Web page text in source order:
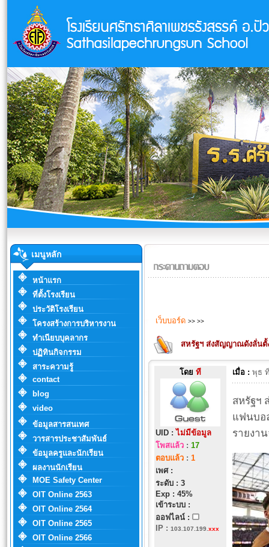
เมนูหลัก
หน้าแรก
ที่ตั้งโรงเรียน
ประวัติโรงเรียน
โครงสร้างการบริหารงาน
ทำเนียบบุคลากร
ปฏิทินกิจกรรม
สาระความรู้
contact
blog
video
ข้อมูลสารสนเทศ
วารสารประชาสัมพันธ์
ข้อมูลครูและนักเรียน
ผลงานนักเรียน
MOE Safety Center
OIT Online 2563
OIT Online 2564
OIT Online 2565
OIT Online 2566
เว็บบอร์ด >> >>
สหรัฐฯ ส่งสัญญาณดังลั่นตั้
โดย ที
UID :ไม่มีข้อมูล
โพสแล้ว: 17
ตอบแล้ว: 1
เพศ :
ระดับ : 3
Exp : 45%
เข้าระบบ :
ออฟไลน์ :
IP : 103.107.199. xxx
เมื่อ : พุธ
สหรัฐฯ
แฟนบอ
รายงาน